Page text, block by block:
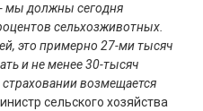
мы должны сегодня
сельхозживотных.
это примерно 27-ми тысяч
и не менее 30-тысяч
возмещается
сельского хозяйства